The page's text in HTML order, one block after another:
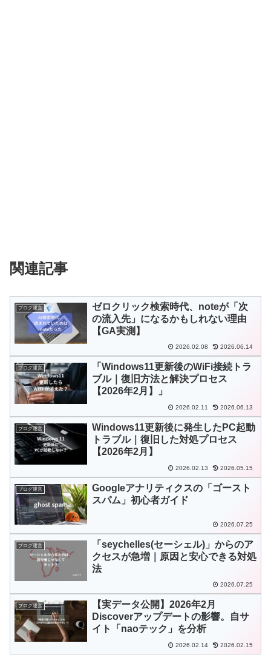
関連記事
ブログ運営
ゼロクリック検索時代、noteが「次
の流入先」になるかもしれない理由
【GA実測】
2026.02.08 2026.06.14
ブログ運営
「Windows11更新後のWiFi接続トラ
ブル｜復旧方法と解決プロセス
【2026年2月】」
2026.02.11 2026.06.13
ブログ運営
Windows11更新後に発生したPC起動
トラブル｜復旧した対処プロセス
【2026年2月】
2026.02.13 2026.05.15
ブログ運営
Googleアナリティクスの「ゴースト
スパム」初心者ガイド
2026.07.25
ブログ運営
「seychelles(セーシェル)」からのア
クセスが急増｜原因と安心できる対処
法
2026.07.25
ブログ運営
【実データ公開】2026年2月
Discoverアップデートの影響。自サ
イト「naoテック」を分析
2026.02.14 2026.02.15